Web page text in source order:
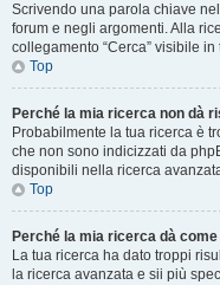
Scrivendo una parola chiave
forum e negli argomenti. Alla
collegamento “Cerca” visibile
Top
Perché la mia ricerca non dà
Probabilmente la tua ricerca è
che non sono indicizzati da
disponibili nella ricerca
Top
Perché la mia ricerca dà
La tua ricerca ha dato troppi
la ricerca avanzata e sii più